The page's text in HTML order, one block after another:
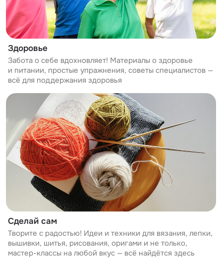
Здоровье
Забота о себе вдохновляет! Материалы о здоровье
и питании, простые упражнения, советы специалистов —
всё для поддержания здоровья
Сделай сам
Творите с радостью! Идеи и техники для вязания, лепки,
вышивки, шитья, рисования, оригами и не только,
мастер-классы на любой вкус — всё найдётся здесь